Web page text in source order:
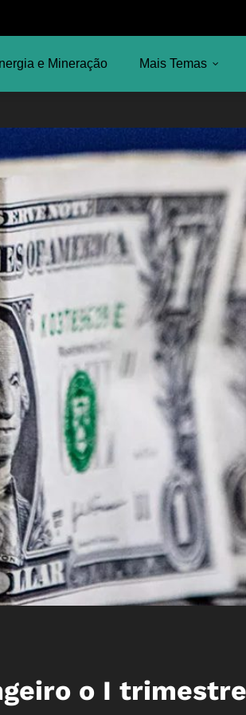
e Mineração Mais Temas
o I